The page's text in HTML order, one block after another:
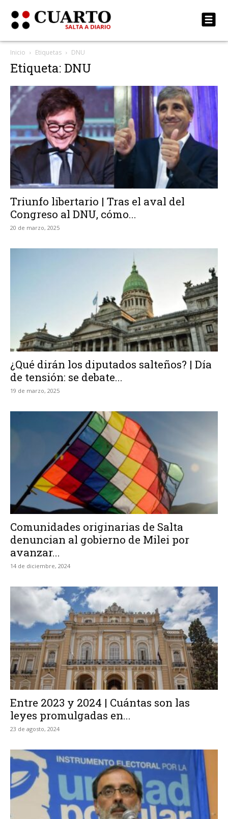
Inicio Etiquetas DNU
Etiqueta: DNU
Triunfo libertario | Tras el aval del
Congreso al DNU, cómo...
20 de marzo, 2025
¿Qué dirán los diputados salteños? | Día
de tensión: se debate...
19 de marzo, 2025
Comunidades originarias de Salta
denuncian al gobierno de Milei por
avanzar...
14 de diciembre, 2024
Entre 2023 y 2024 | Cuántas son las
leyes promulgadas en...
23 de agosto, 2024